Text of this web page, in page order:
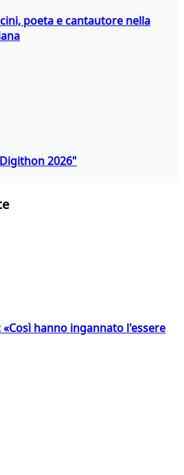
poeta e cantautore nella
2026"
hanno ingannato l'essere